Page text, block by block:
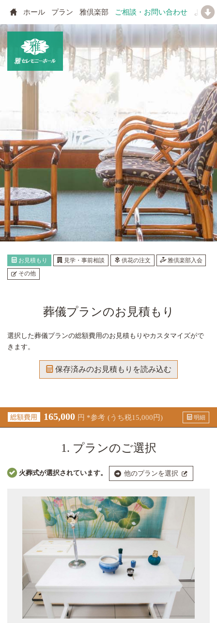
ホール プラン 雅倶楽部 ご相談・お問い合わせ よく
お見積もり 見学・事前相談 供花の注文
雅倶楽部入会
その他
葬儀プランのお見積もり
選択した葬儀プランの総額費用のお見積もりやカスタマイズがで
きます。
保存済みのお見積もりを読み込む
総額費用 165,000 円 *参考 (うち税15,000円) 明細
1. プランのご選択
火葬式が選択されています。 他のプランを選択